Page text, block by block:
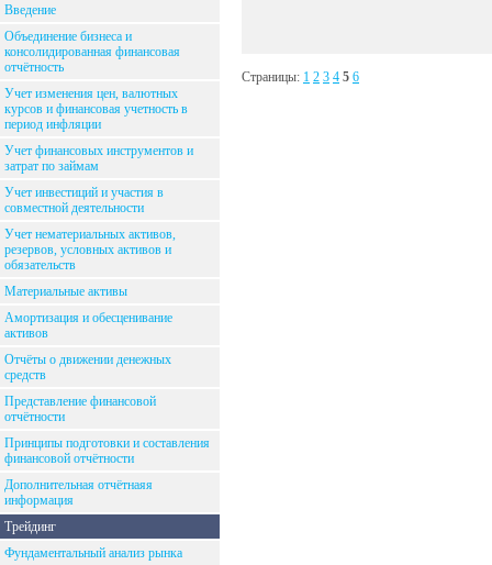
Введение
Объединение бизнеса и
консолидированная финансовая
отчётность
Учет изменения цен, валютных
курсов и финансовая учетность в
период инфляции
Учет финансовых инструментов и
затрат по займам
Учет инвестиций и участия в
совместной деятельности
Учет нематериальных активов,
резервов, условных активов и
обязательств
Материальные активы
Амортизация и обесценивание
активов
Отчёты о движении денежных
средств
Представление финансовой
отчётности
Принципы подготовки и составления
финансовой отчётности
Дополнительная отчётнаяя
информация
Трейдинг
Фундаментальный анализ рынка
Страницы: 1 2 3 4 5 6